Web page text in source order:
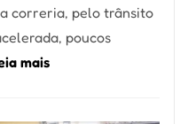
correria, pelo trânsito
poucos
mais: